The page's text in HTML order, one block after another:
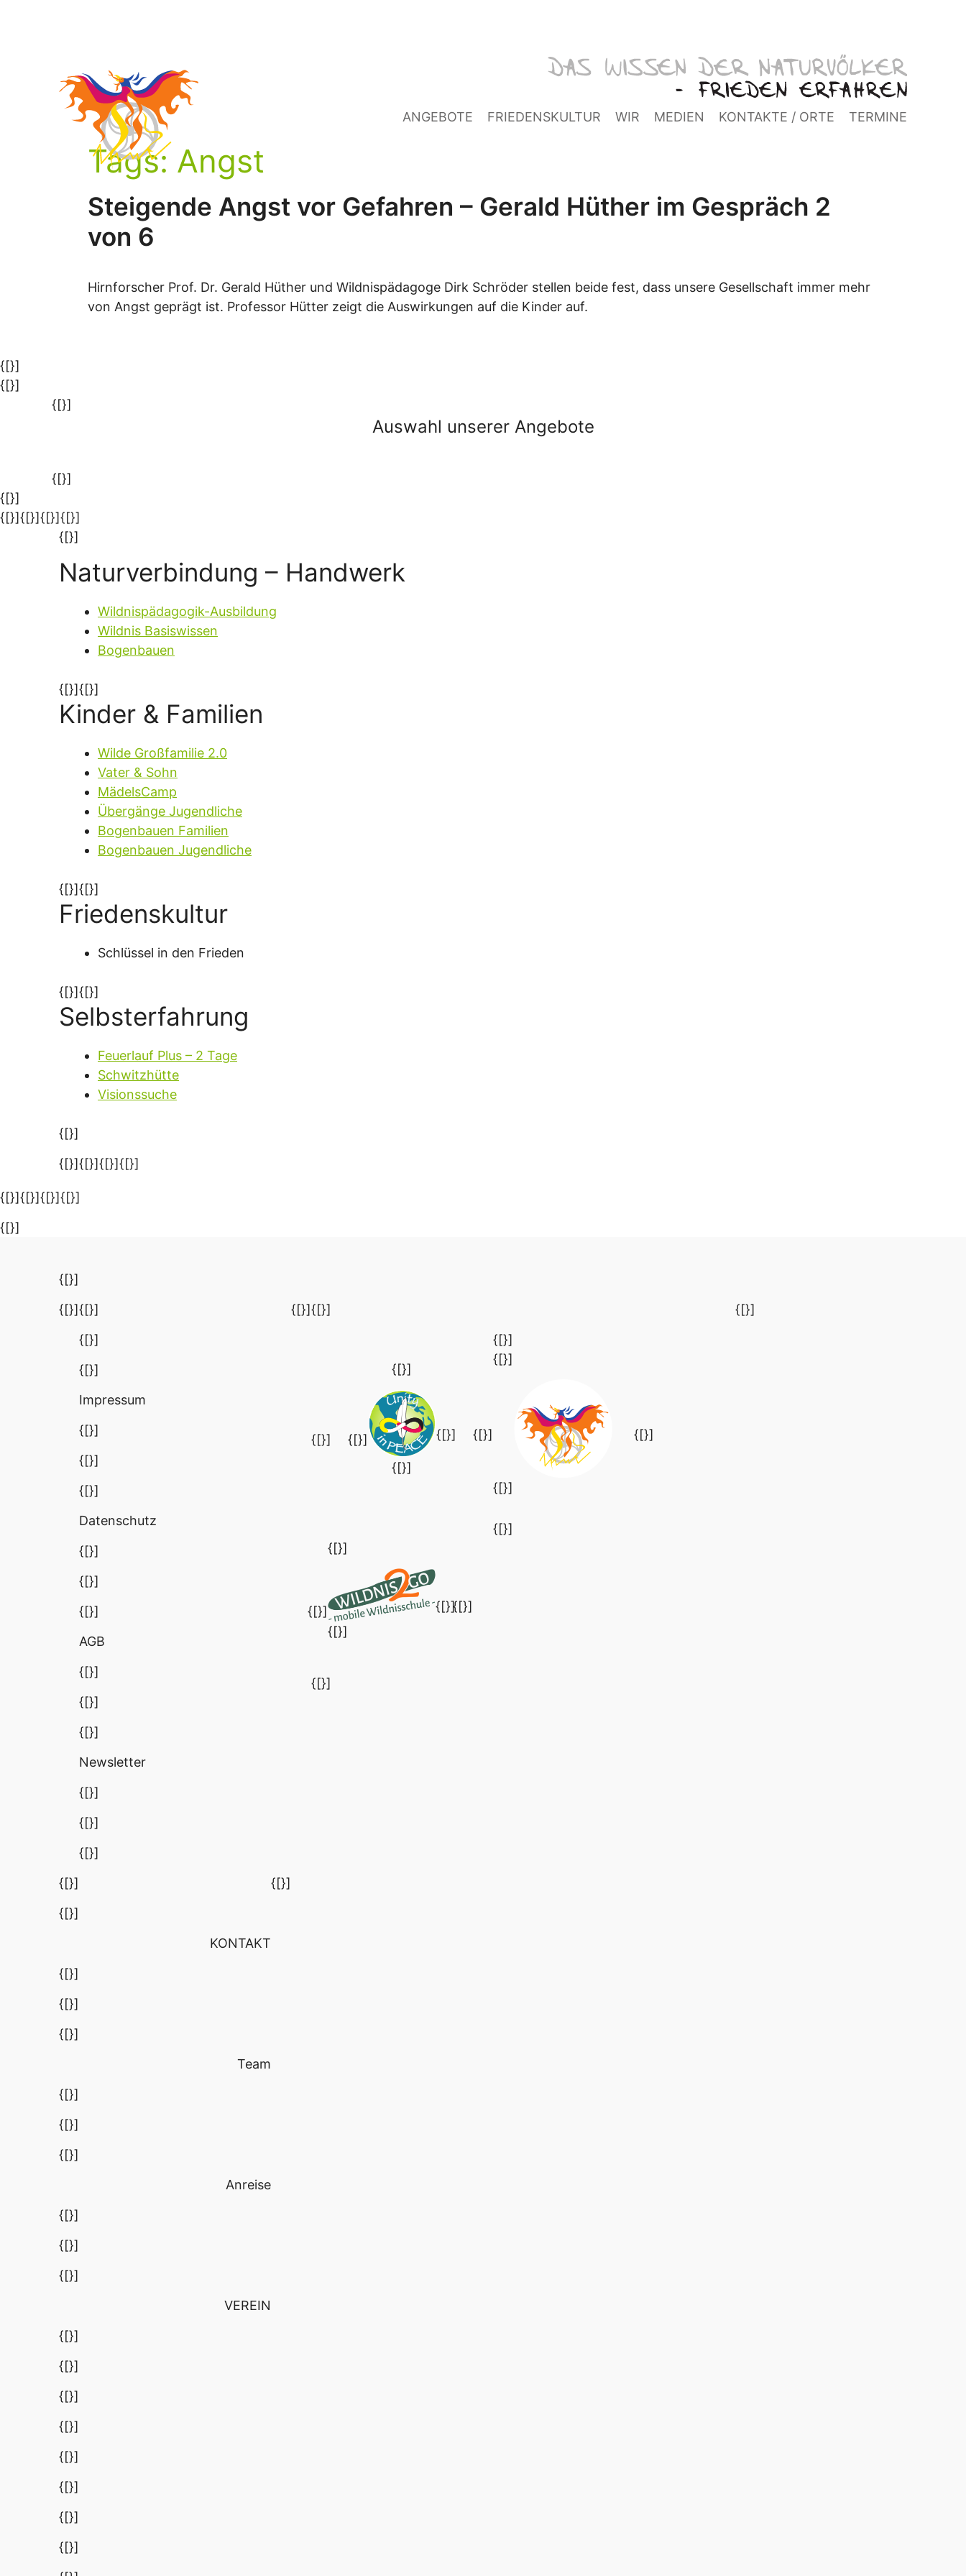
ANGEBOTE FRIEDENSKULTUR WIR MEDIEN KONTAKTE / ORTE TERMINE
Tags: Angst
Steigende Angst vor Gefahren – Gerald Hüther im Gespräch 2
von 6
Hirnforscher Prof. Dr. Gerald Hüther und Wildnispädagoge Dirk Schröder stellen beide fest, dass unsere Gesellschaft immer mehr
von Angst geprägt ist. Professor Hütter zeigt die Auswirkungen auf die Kinder auf.
{[}]
{[}]
{[}]
Auswahl unserer Angebote
{[}]
{[}]
{[}]{[}]{[}]{[}]
{[}]
Naturverbindung – Handwerk
Wildnispädagogik-Ausbildung
Wildnis Basiswissen
Bogenbauen
{[}]{[}]
Kinder & Familien
Wilde Großfamilie 2.0
Vater & Sohn
MädelsCamp
Übergänge Jugendliche
Bogenbauen Familien
Bogenbauen Jugendliche
{[}]{[}]
Friedenskultur
Schlüssel in den Frieden
{[}]{[}]
Selbsterfahrung
Feuerlauf Plus – 2 Tage
Schwitzhütte
Visionssuche
{[}]
{[}]{[}]{[}]{[}]
{[}]{[}]{[}]{[}]
{[}]
{[}]
{[}]{[}]
{[}]
{[}]
Impressum
{[}]
{[}]
{[}]
Datenschutz
{[}]
{[}]
{[}]
AGB
{[}]
{[}]
{[}]
Newsletter
{[}]
{[}]
{[}]
{[}]{[}]
{[}] {[}]
{[}]
{[}]
{[}] {[}]
{[}]
{[}]
{[}]
{[}]
{[}]
{[}]
{[}]
{[}]
{[}]{[}]
{[}]
{[}]
{[}]
{[}]
KONTAKT
{[}]
{[}]
{[}]
Team
{[}]
{[}]
{[}]
Anreise
{[}]
{[}]
{[}]
VEREIN
{[}]
{[}]
{[}]
{[}]
{[}]
{[}]
{[}]
{[}]
{[}]